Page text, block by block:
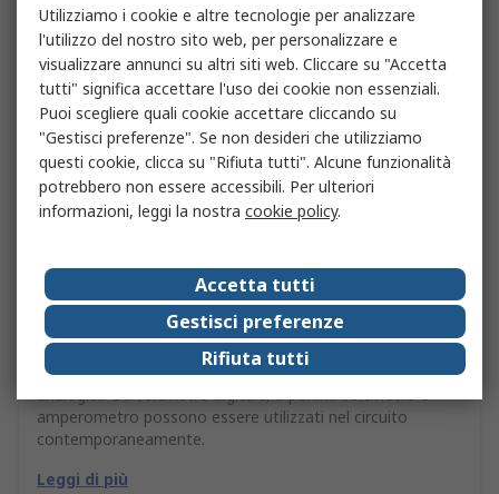
Cos’è il voltmetro e come si usa nella pratica
Attraverso la nostra guida scoprirai cos’è e come funziona
il voltmetro, quali sono le differenze tra il voltmetro
analogico e il voltmetro digitale, e perché voltmetro e
amperometro possono essere utilizzati nel circuito
contemporaneamente.
Leggi di più
Utilizziamo i cookie e altre tecnologie per analizzare
l'utilizzo del nostro sito web, per personalizzare e
visualizzare annunci su altri siti web. Cliccare su "Accetta
tutti" significa accettare l'uso dei cookie non essenziali.
Puoi scegliere quali cookie accettare cliccando su
"Gestisci preferenze". Se non desideri che utilizziamo
questi cookie, clicca su "Rifiuta tutti". Alcune funzionalità
potrebbero non essere accessibili. Per ulteriori
informazioni, leggi la nostra cookie policy.
Accetta tutti
Gestisci preferenze
Rifiuta tutti